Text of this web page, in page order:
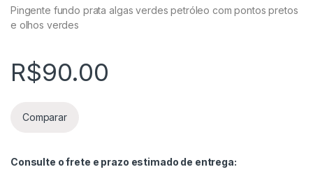
Pingente fundo prata algas verdes petróleo com pontos pretos
e olhos verdes
R$90.00
Comparar
Consulte o frete e prazo estimado de entrega: